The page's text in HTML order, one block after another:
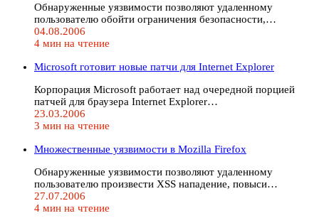
Обнаруженные уязвимости позволяют удаленному
пользователю обойти ограничения безопасности,…
04.08.2006
4 мин на чтение
Microsoft готовит новые патчи для Internet Explorer
Корпорация Microsoft работает над очередной порцией
патчей для браузера Internet Explorer…
23.03.2006
3 мин на чтение
Множественные уязвимости в Mozilla Firefox
Обнаруженные уязвимости позволяют удаленному
пользователю произвести XSS нападение, повыси…
27.07.2006
4 мин на чтение